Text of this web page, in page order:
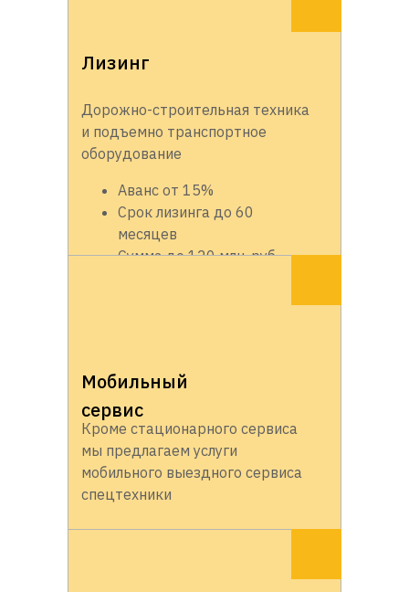
Лизинг
Дорожно-строительная техника
и подъемно транспортное
оборудование
Аванс от 15%
Срок лизинга до 60
месяцев
Сумма до 120 млн. руб.
Мобильный
сервис
Кроме стационарного сервиса
мы предлагаем услуги
мобильного выездного сервиса
спецтехники